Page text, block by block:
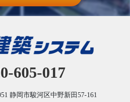
605-017
静岡市駿河区中野新田57-161